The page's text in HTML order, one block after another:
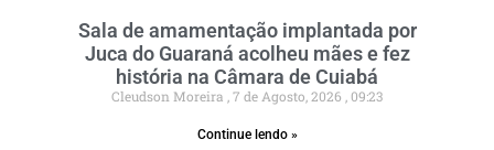
Sala de amamentação implantada por
Juca do Guaraná acolheu mães e fez
história na Câmara de Cuiabá
Cleudson Moreira 7 de Agosto, 2026 09:23
Continue lendo »